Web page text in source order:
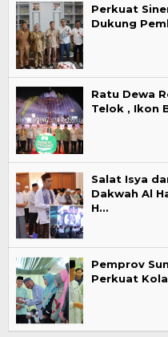
Perkuat
Dukung
Ratu Dewa
Telok , Ikon
Salat Isya
Dakwah Al
H…
Pemprov
Perkuat